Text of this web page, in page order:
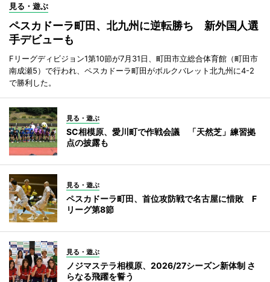
見る・遊ぶ
ペスカドーラ町田、北九州に逆転勝ち 新外国人選
手デビューも
Fリーグディビジョン1第10節が7月31日、町田市立総合体育館（町田市
南成瀬5）で行われ、ペスカドーラ町田がボルクバレット北九州に4-2
で勝利した。
見る・遊ぶ
SC相模原、愛川町で作戦会議 「天然芝」練習拠
点の披露も
見る・遊ぶ
ペスカドーラ町田、首位攻防戦で名古屋に惜敗 F
リーグ第8節
見る・遊ぶ
ノジマステラ相模原、2026/27シーズン新体制 さ
らなる飛躍を誓う